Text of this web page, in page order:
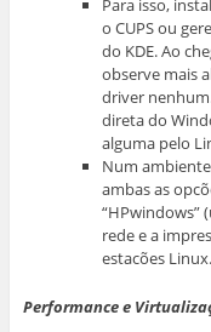
Para isso,
o CUPS ou
do KDE. Ao
observe mais
driver
direta do
alguma pelo
Num
ambas as
“HPwindows”
rede e a
estacões Linux.
Performance e